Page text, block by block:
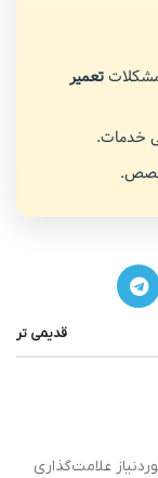
تعمیر
خدمات.
قدیمی تر
علامت‌گذاری